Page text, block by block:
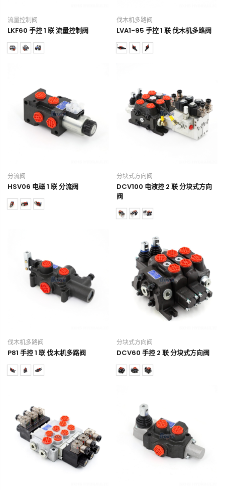
流量控制阀
LKF60 手控 1 联 流量控制阀
伐木机多路阀
LVA1-95 手控 1 联 伐木机多路阀
分流阀
HSV06 电磁 1 联 分流阀
分块式方向阀
DCV100 电液控 2 联 分块式方向
阀
伐木机多路阀
P81 手控 1 联 伐木机多路阀
分块式方向阀
DCV60 手控 2 联 分块式方向阀